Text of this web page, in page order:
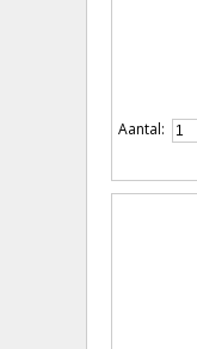
Aantal: